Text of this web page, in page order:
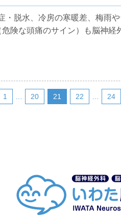
・脱水、冷房の寒暖差、梅雨
険な頭痛のサイン）も脳神経
1 20 21 22 24